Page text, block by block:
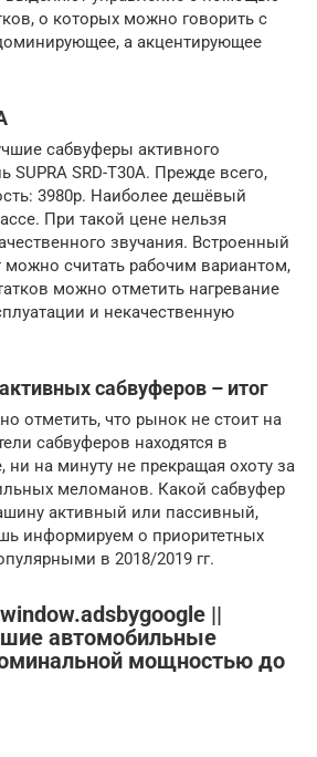
о которых можно говорить с
а акцентирующее
сабвуферы активного
SUPRA SRD-T30A. Прежде всего,
3980р. Наиболее дешёвый
При такой цене нельзя
звучания. Встроенный
можно считать рабочим вариантом,
можно отметить нагревание
и некачественную
сабвуферов – итог
отметить, что рынок не стоит на
сабвуферов находятся в
ни на минуту не прекращая охоту за
меломанов. Какой сабвуфер
активный или пассивный,
информируем о приоритетных
в 2018/2019 гг.
||
автомобильные
мощностью до